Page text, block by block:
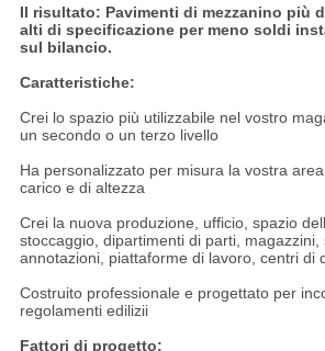
Il risultato: Pavimenti di mezzanino più
alti di specificazione per meno soldi
sul bilancio.
Caratteristiche:
Crei lo spazio più utilizzabile nel vostro
un secondo o un terzo livello
Ha personalizzato per misura la vostra
carico e di altezza
Crei la nuova produzione, ufficio, spazio
stoccaggio, dipartimenti di parti, magazzini,
annotazioni, piattaforme di lavoro, centri di
Costruito professionale e progettato per
regolamenti edilizii
Fattori di progetto: